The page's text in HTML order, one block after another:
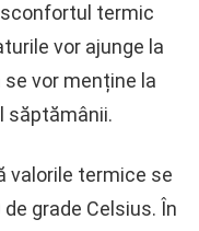
termic
vor ajunge la
vor menține la
săptămânii.
valorile termice se
grade Celsius. În